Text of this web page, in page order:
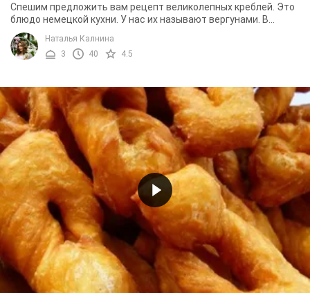
Спешим предложить вам рецепт великолепных креблей. Это
блюдо немецкой кухни. У нас их называют вергунами. В
состав этой выпечки входят бюджетные ...
Наталья Калнина
3
40 4.5